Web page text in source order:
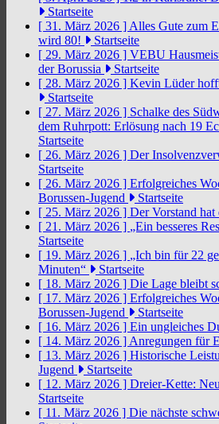
Startseite
[ 31. März 2026 ] Alles Gute zum
wird 80!
Startseite
[ 29. März 2026 ] VEBU
der Borussia
Startseite
[ 28. März 2026 ] Kevin Lüder
Startseite
[ 27. März 2026 ] Schalke des
dem Ruhrpott: Erlösung nach 19
Startseite
[ 26. März 2026 ] Der
Startseite
[ 26. März 2026 ] Erfolgreiches
Borussen-Jugend
Startseite
[ 25. März 2026 ] Der Vorstand hat
[ 21. März 2026 ] „Ein besseres
Startseite
[ 19. März 2026 ] „Ich bin für 22
Minuten“
Startseite
[ 18. März 2026 ] Die Lage bleibt
[ 17. März 2026 ] Erfolgreiches
Borussen-Jugend
Startseite
[ 16. März 2026 ] Ein ungleiches
[ 14. März 2026 ] Anregungen für
[ 13. März 2026 ] Historische
Jugend
Startseite
[ 12. März 2026 ] Dreier-Kette:
Startseite
[ 11. März 2026 ] Die nächste